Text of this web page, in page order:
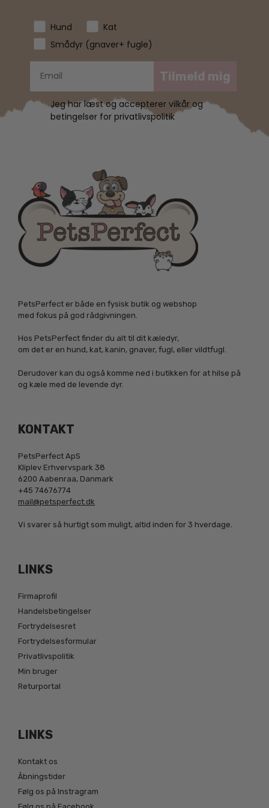
Hund
Kat
Smådyr (gnaver+ fugle)
Tilmeld mig
Jeg har læst og accepterer vilkår og
betingelser for privatlivspolitik
PetsPerfect er både en fysisk butik og webshop
med fokus på god rådgivningen.
Hos PetsPerfect finder du alt til dit kæledyr,
om det er en hund, kat, kanin, gnaver, fugl, eller vildtfugl.
Derudover kan du også komme ned i butikken for at hilse på
og kæle med de levende dyr.
KONTAKT
PetsPerfect ApS
Kliplev Erhvervspark 38
6200 Aabenraa, Danmark
+45 74676774
mail@petsperfect.dk
Vi svarer så hurtigt som muligt, altid inden for 3 hverdage.
LINKS
Firmaprofil
Handelsbetingelser
Fortrydelsesret
Fortrydelsesformular
Privatlivspolitik
Min bruger
Returportal
LINKS
Kontakt os
Åbningstider
Følg os på Instragram